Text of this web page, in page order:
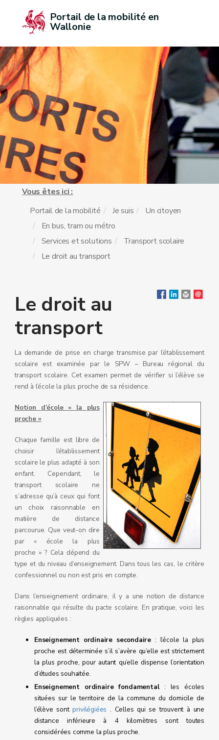
Portail de la mobilité en
Wallonie
Vous êtes ici :
Portail de la mobilité
Je suis
Un citoyen
En bus, tram ou métro
Services et solutions
Transport scolaire
Le droit au transport
Le droit au
transport
La demande de prise en charge transmise par l’établissement
scolaire est examinée par le SPW – Bureau régional du
transport scolaire. Cet examen permet de vérifier si l’élève se
rend à l’école la plus proche de sa résidence.
Notion d’école « la plus
proche »
Chaque famille est libre de
choisir l’établissement
scolaire le plus adapté à son
enfant. Cependant, le
transport scolaire ne
s’adresse qu’à ceux qui font
un choix raisonnable en
matière de distance
parcourue. Que veut-on dire
par « école la plus
proche » ? Cela dépend du
type et du niveau d’enseignement. Dans tous les cas, le critère
confessionnel ou non est pris en compte.
Dans l’enseignement ordinaire, il y a une notion de distance
raisonnable qui résulte du pacte scolaire. En pratique, voici les
règles appliquées :
Enseignement ordinaire secondaire : l’école la plus
proche est déterminée s’il s’avère qu’elle est strictement
la plus proche, pour autant qu’elle dispense l’orientation
d’études souhaitée.
Enseignement ordinaire fondamental: les écoles
situées sur le territoire de la commune du domicile de
l’élève sontprivilégiées . Celles qui se trouvent à une
distance inférieure à 4 kilomètres sont toutes
considérées comme la plus proche.